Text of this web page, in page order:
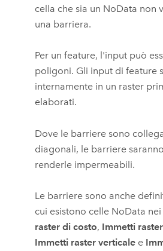
cella che sia un NoData non
una barriera.
Per un feature, l'input può
poligoni. Gli input di feature
internamente in un raster
elaborati.
Dove le barriere sono
diagonali, le barriere
renderle impermeabili.
Le barriere sono anche
cui esistono celle NoData
raster di costo, Immetti
Immetti raster verticale e